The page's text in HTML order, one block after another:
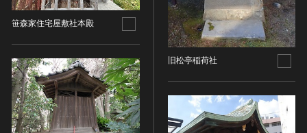
笹森家住宅屋敷社本殿
旧松亭稲荷社
絵図・地図
能楽
文楽
歌舞伎
音楽